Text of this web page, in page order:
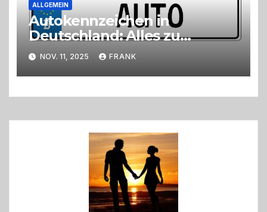
ALLGEMEIN
Autokennzeichen in
Deutschland: Alles zu
Wunsch- und
Kurzzeitkennzeichen
NOV. 11, 2025 FRANK